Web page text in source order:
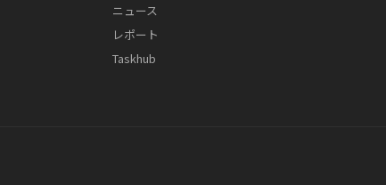
ニュース
レポート
Taskhub